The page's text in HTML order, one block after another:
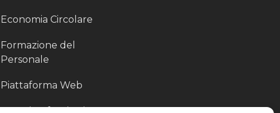
Economia Circolare
Formazione del
Personale
Piattaforma Web